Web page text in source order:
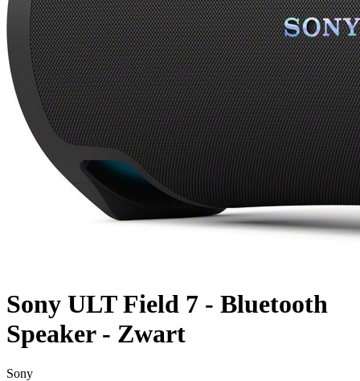
Sony ULT Field 7 - Bluetooth
Speaker - Zwart
Sony